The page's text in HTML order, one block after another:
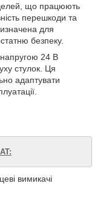
що працюють
перешкоди та
для
безпеку.
напругою 24 В
стулок. Ця
адаптувати
вимикачі